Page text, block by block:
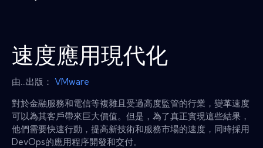
速度應用現代化
由...出版： VMware
對於金融服務和電信等複雜且受過高度監管的行業，變革速度
可以為其客戶帶來巨大價值。但是，為了真正實現這些結果，
他們需要快速行動，提高新技術和服務市場的速度，同時採用
DevOps的應用程序開發和交付。